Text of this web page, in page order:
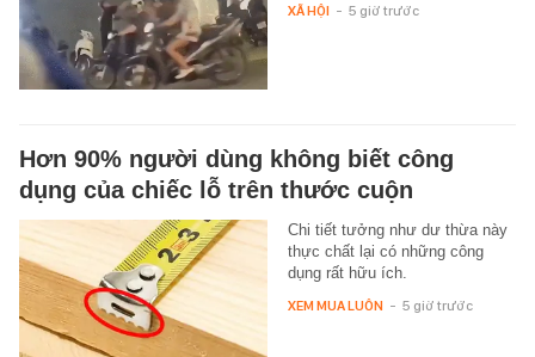
XÃ HỘI - 5 giờ trước
Hơn 90% người dùng không biết công
dụng của chiếc lỗ trên thước cuộn
Chi tiết tưởng như dư thừa này
thực chất lại có những công
dụng rất hữu ích.
XEM MUA LUÔN - 5 giờ trước